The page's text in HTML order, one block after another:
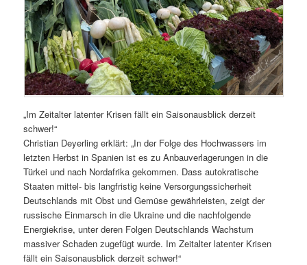
„Im Zeitalter latenter Krisen fällt ein Saisonausblick derzeit
schwer!“
Christian Deyerling erklärt: „In der Folge des Hochwassers im
letzten Herbst in Spanien ist es zu Anbauverlagerungen in die
Türkei und nach Nordafrika gekommen. Dass autokratische
Staaten mittel- bis langfristig keine Versorgungssicherheit
Deutschlands mit Obst und Gemüse gewährleisten, zeigt der
russische Einmarsch in die Ukraine und die nachfolgende
Energiekrise, unter deren Folgen Deutschlands Wachstum
massiver Schaden zugefügt wurde. Im Zeitalter latenter Krisen
fällt ein Saisonausblick derzeit schwer!“